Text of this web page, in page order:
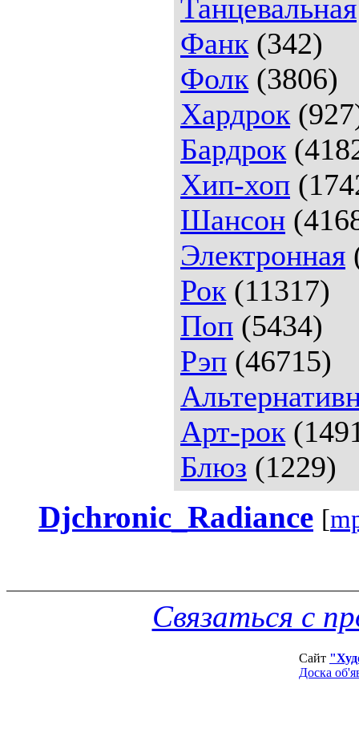
Танцевальная
Фанк (342)
Фолк (3806)
Хардрок
Бардрок
Хип-хоп
Шансон
Электронная
Рок (11317)
Поп (5434)
Рэп (46715)
Арт-рок
Блюз (1229)
Djchronic_Radiance [
Связаться с
Сайт
Доска